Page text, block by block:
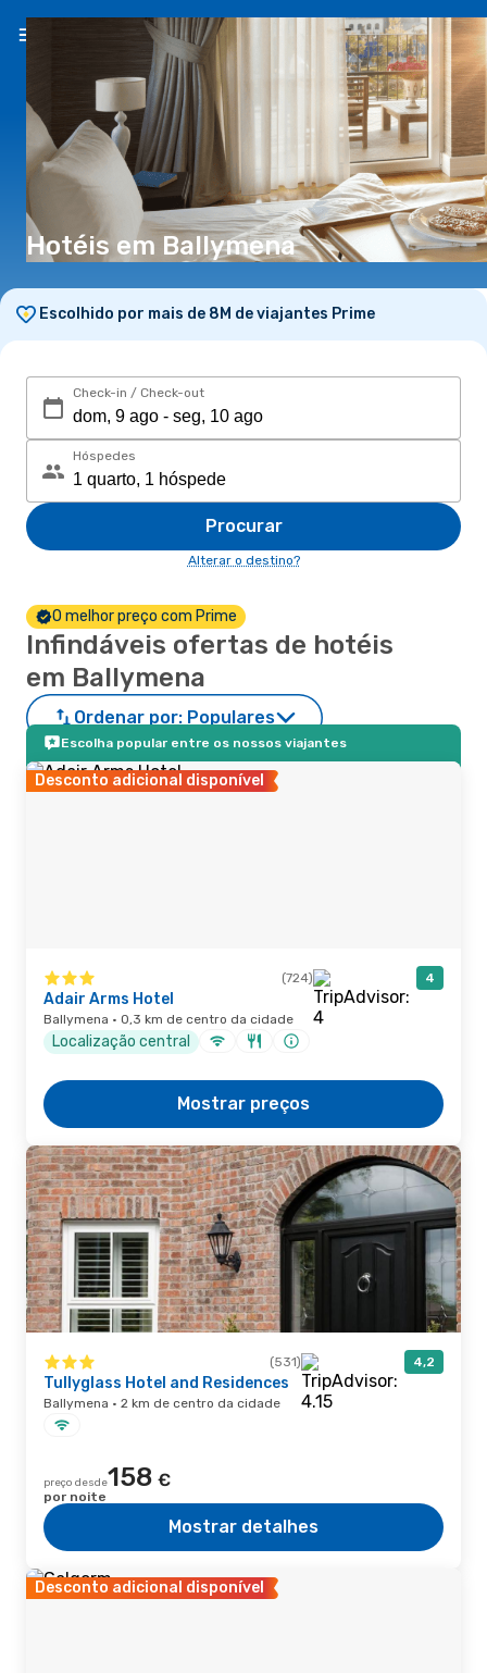
PT(€)
Hotéis em Ballymena
Escolhido por mais de 8M de viajantes Prime
Check-in / Check-out
Hóspedes
Procurar
Alterar o destino?
O melhor preço com Prime
Infindáveis ofertas de hotéis
em Ballymena
Ordenar por: Populares
Escolha popular entre os nossos viajantes
Desconto adicional disponível
(724) 4
Adair Arms Hotel
Ballymena · 0,3 km de centro da cidade
Localização central
Mostrar preços
(531) 4,2
Tullyglass Hotel and Residences
Ballymena · 2 km de centro da cidade
preço desde158 €
por noite
Mostrar detalhes
Desconto adicional disponível